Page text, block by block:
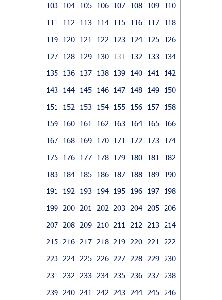
103
104 105 106 107 108 109
110
111
112 113 114 115 116 117
118
119
120 121 122 123 124 125
126
127
128 129 130 131 132 133
134
135
136 137 138 139 140 141
142
143
144 145 146 147 148 149
150
151
152 153 154 155 156 157
158
159
160 161 162 163 164 165
166
167
168 169 170 171 172 173
174
175
176 177 178 179 180 181
182
183
184 185 186 187 188 189
190
191
192 193 194 195 196 197
198
199
200 201 202 203 204 205
206
207
208 209 210 211 212 213
214
215
216 217 218 219 220 221
222
223
224 225 226 227 228 229
230
231
232 233 234 235 236 237
238
239
240 241 242 243 244 245
246